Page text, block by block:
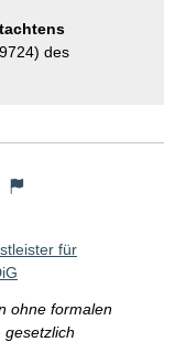
des
für
ohne formalen
gesetzlich